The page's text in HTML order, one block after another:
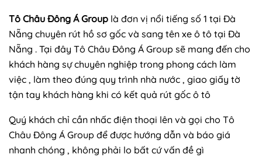
Tô Châu Đông Á Group là đơn vị nổi tiếng số 1 tại Đà
Nẵng chuyên rút hồ sơ gốc và sang tên xe ô tô tại Đà
Nẵng . Tại đây Tô Châu Đông Á Group sẽ mang đến cho
khách hàng sự chuyên nghiệp trong phong cách làm
việc , làm theo đúng quy trình nhà nước , giao giấy tờ
tận tay khách hàng khi có kết quả rút gốc ô tô
Quý khách chỉ cần nhấc điện thoại lên và gọi cho Tô
Châu Đông Á Group để được hướng dẫn và báo giá
nhanh chóng , không phải lo bất cứ vấn đề gì